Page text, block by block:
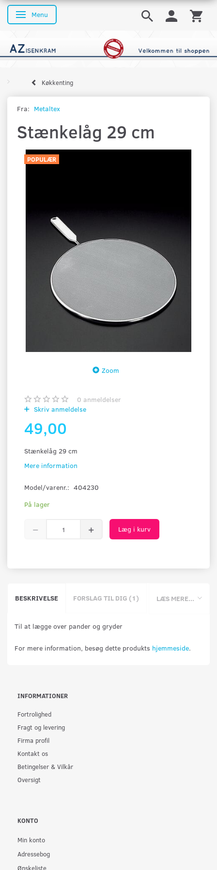
Skifte navigation
Menu
Køkkenting
Fra: Metaltex
Stænkelåg 29 cm
POPULÆR
Zoom
0 anmeldelser
Skriv anmeldelse
49,00
Stænkelåg 29 cm
Mere information
Model/varenr.: 404230
På lager
Læg i kurv
LÆS MERE...
BESKRIVELSE FORSLAG TIL DIG (1)
Til at lægge over pander og gryder
For mere information, besøg dette produkts hjemmeside.
INFORMATIONER
Fortrolighed
Fragt og levering
Firma profil
Kontakt os
Betingelser & Vilkår
Oversigt
KONTO
Min konto
Adressebog
Ønskeliste